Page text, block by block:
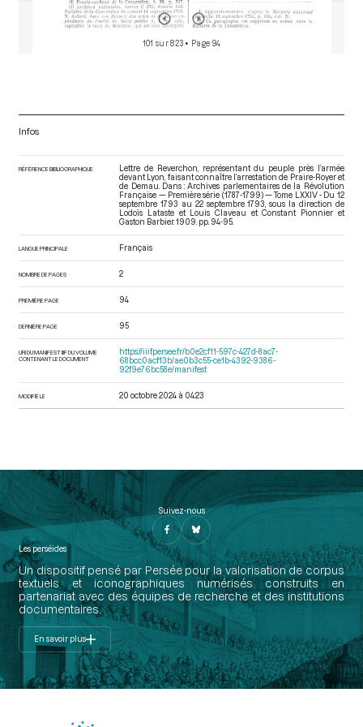
101 sur 823 • Page 94
Infos
RÉFÉRENCE BIBLIOGRAPHIQUE
Lettre de Reverchon, représentant du peuple près l’armée
devant Lyon, faisant connaître l’arrestation de Praire-Royer et
de Demau. Dans : Archives parlementaires de la Révolution
Française — Première série (1787-1799) — Tome LXXIV - Du 12
septembre 1793 au 22 septembre 1793 , sous la direction de
Lodoïs Lataste et Louis Claveau et Constant Pionnier et
Gaston Barbier. 1909. pp. 94-95.
LANGUE PRINCIPALE Français
NOMBRE DE PAGES 2
PREMIÈRE PAGE 94
DERNIÈRE PAGE 95
URI DU MANIFEST IIIF DU VOLUME
CONTENANT LE DOCUMENT
https://iiif.persee.fr/b0e2cf11-597c-427d-8ac7-
68bcc0acf13b/ae0b3c55-ce1b-4392-9386-
92f9e76bc58e/manifest
MODIFIÉ LE 20 octobre 2024 à 04:23
Suivez-nous
Les perséides
Un dispositif pensé par Persée pour la valorisation de corpus
textuels et iconographiques numérisés construits en
partenariat avec des équipes de recherche et des institutions
documentaires.
En savoir plus